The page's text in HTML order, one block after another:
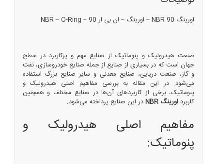
اورینگ NBR 90 – اورینگ – ان بی ار 90 – NBR – O-Ring
صنعت هیدرولیک و پنوماتیک از صنایع مهم و پرکاربرد در سطح
جهان است که در بسیاری از صنایع از جمله صنایع خودروسازی، نفت
و گاز، صنعت دریایی، صنایع معدنی و سایر صنایع بزرگ استفاده
می‌شود. در این مقاله به بررسی مفاهیم اصلی هیدرولیک و
پنوماتیک، برخی از کاربردهای آن‌ها در صنایع مختلف و همچنین
کاربرداورینگ NBR در این صنایع پرداخته می‌شود.
مفاهیم اصلی هیدرولیک و
پنوماتیک: